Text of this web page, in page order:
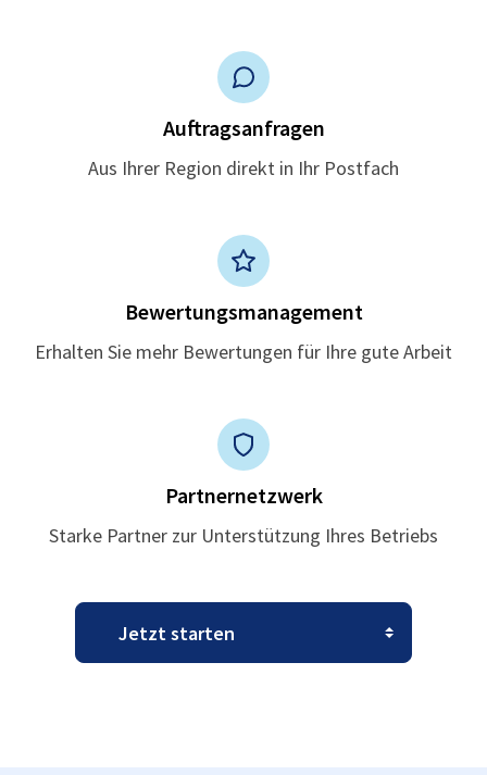
Auftragsanfragen
Aus Ihrer Region direkt in Ihr Postfach
Bewertungsmanagement
Erhalten Sie mehr Bewertungen für Ihre gute Arbeit
Partnernetzwerk
Starke Partner zur Unterstützung Ihres Betriebs